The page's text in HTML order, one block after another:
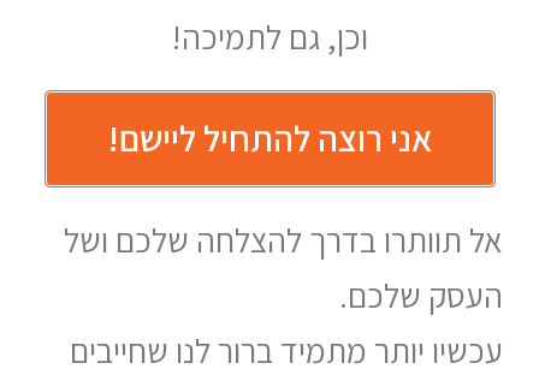
וכן, גם לתמיכה!
אני רוצה להתחיל ליישם!
אל תוותרו בדרך להצלחה שלכם ושל
העסק שלכם.
עכשיו יותר מתמיד ברור לנו שחייבים